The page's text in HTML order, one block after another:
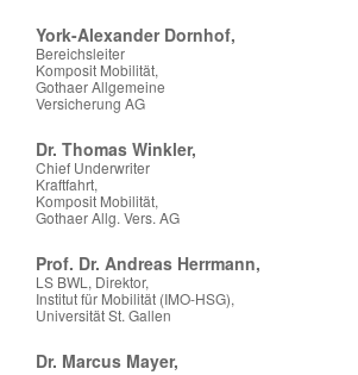
York-Alexander Dornhof,
Bereichsleiter
Komposit Mobilität,
Gothaer Allgemeine
Versicherung AG
Dr. Thomas Winkler,
Chief Underwriter
Kraftfahrt,
Komposit Mobilität,
Gothaer Allg. Vers. AG
Prof. Dr. Andreas Herrmann,
LS BWL, Direktor,
Institut für Mobilität (IMO-HSG),
Universität St. Gallen
Dr. Marcus Mayer,